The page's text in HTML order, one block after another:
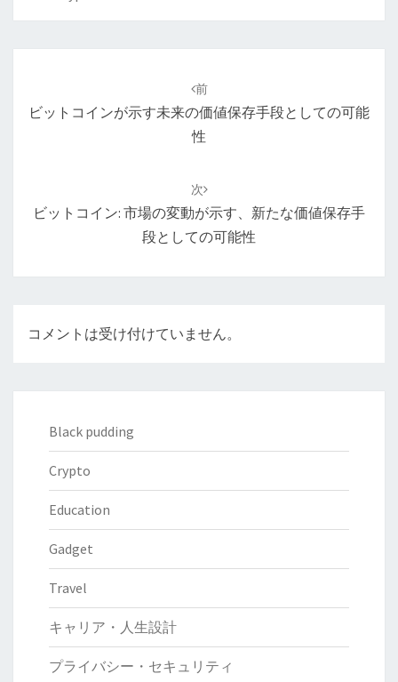
ナ
前
ビットコインが示す未来の価値保存手段としての可能
性
次
ビットコイン: 市場の変動が示す、新たな価値保存手
段としての可能性
コメントは受け付けていません。
Black pudding
Crypto
Education
Gadget
Travel
キャリア・人生設計
プライバシー・セキュリティ